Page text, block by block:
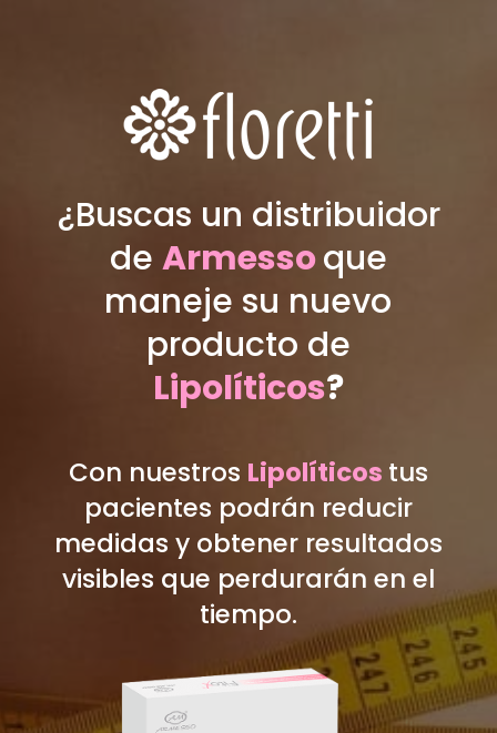
¿Buscas un distribuidor
de Armessoque
maneje su nuevo
producto de
Lipolíticos?
Con nuestros Lipolíticos tus
pacientes podrán reducir
medidas y obtener resultados
visibles que perdurarán en el
tiempo.